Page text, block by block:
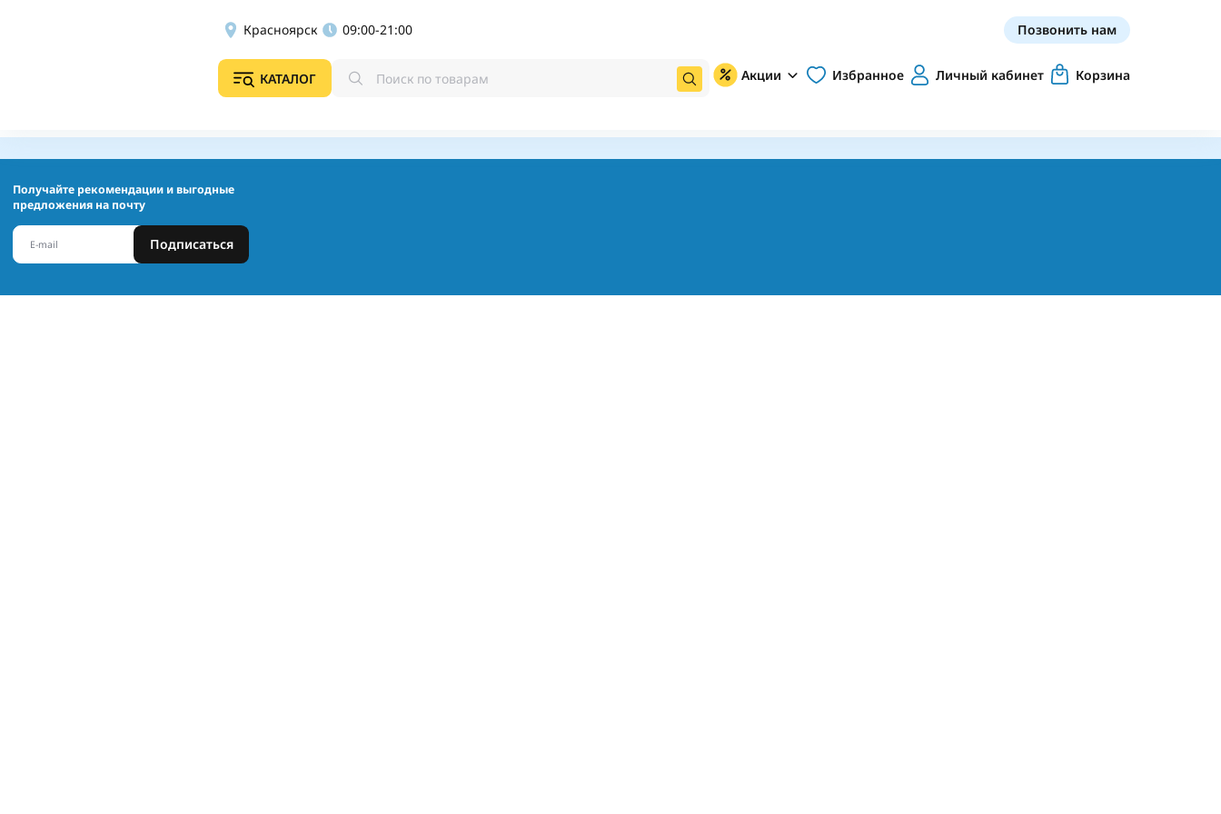
Красноярск 09:00-21:00 Позвонить нам
КАТАЛОГ Акции Избранное Личный кабинет Корзина
Получайте рекомендации и выгодные
предложения на почту
Подписаться